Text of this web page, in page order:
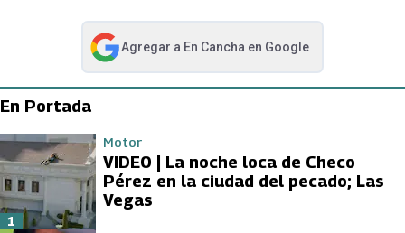
Agregar a En Cancha en Google
abre en nueva pestaña
En Portada
Motor
VIDEO | La noche loca de Checo
Pérez en la ciudad del pecado; Las
Vegas
1